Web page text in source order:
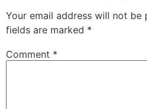
Your email address will not be
fields are marked *
Comment *